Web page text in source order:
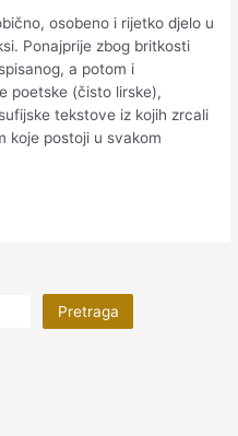
osobeno i rijetko djelo u
Ponajprije zbog britkosti
a potom i
poetske (čisto lirske),
tekstove iz kojih zrcali
koje postoji u svakom
Pretraga